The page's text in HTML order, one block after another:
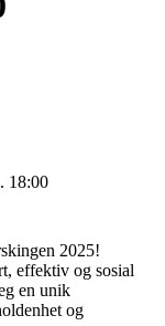
18:00
2025!
effektiv og sosial
en unik
og